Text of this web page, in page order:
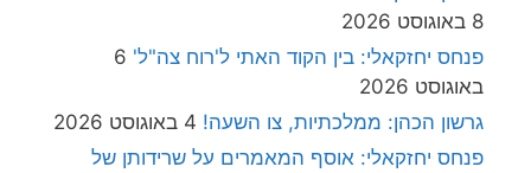
8 באוגוסט 2026
פנחס יחזקאלי: בין הקוד האתי ל'רוח צה"ל' 6
באוגוסט 2026
גרשון הכהן: ממלכתיות, צו השעה! 4 באוגוסט 2026
פנחס יחזקאלי: אוסף המאמרים על שרידותן של